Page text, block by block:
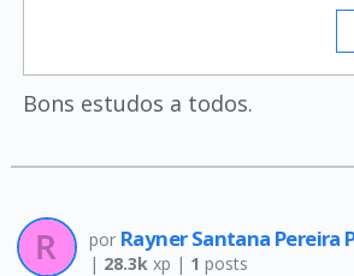
Bons estudos a todos.
por Rayner Santana Pereira
| 28.3kxp | 1 posts